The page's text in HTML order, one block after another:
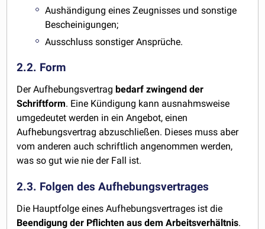
Aushändigung eines Zeugnisses und sonstige
Bescheinigungen;
Ausschluss sonstiger Ansprüche.
2.2. Form
Der Aufhebungsvertrag bedarf zwingend der
Schriftform. Eine Kündigung kann ausnahmsweise
umgedeutet werden in ein Angebot, einen
Aufhebungsvertrag abzuschließen. Dieses muss aber
vom anderen auch schriftlich angenommen werden,
was so gut wie nie der Fall ist.
2.3. Folgen des Aufhebungsvertrages
Die Hauptfolge eines Aufhebungsvertrages ist die
Beendigung der Pflichten aus dem Arbeitsverhältnis.